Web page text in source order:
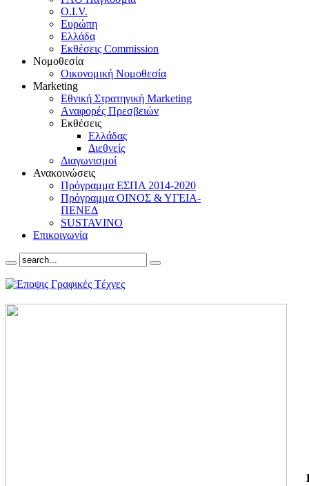
O.I.V.
Ευρώπη
Ελλάδα
Eκθέσεις Commission
Νομοθεσία
Οικονομική Νομοθεσία
Marketing
Eθνική Στρατηγική Marketing
Aναφορές Πρεσβειών
Eκθέσεις
Eλλάδας
Διεθνείς
Διαγωνισμοί
Ανακοινώσεις
Πρόγραμμα ΕΣΠΑ 2014-2020
Πρόγραμμα ΟΙΝΟΣ & ΥΓΕΙΑ-
ΠΕΝΕΔ
SUSTAVINO
Επικοινωνία